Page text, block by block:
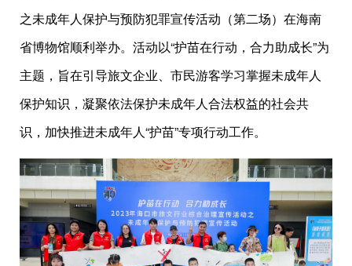
之未成年人保护与预防犯罪宣传活动（第二场）在海南
省博物馆顺利举办。活动以“护苗在行动，合力助成长”为
主题，旨在引导旅文企业、市民游客学习掌握未成年人
保护知识，凝聚依法保护未成年人合法权益的社会共
识，加快推进未成年人“护苗”专项行动工作。